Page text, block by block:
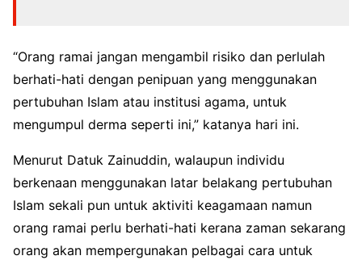
“Orang ramai jangan mengambil risiko dan perlulah
berhati-hati dengan penipuan yang menggunakan
pertubuhan Islam atau institusi agama, untuk
mengumpul derma seperti ini,” katanya hari ini.
Menurut Datuk Zainuddin, walaupun individu
berkenaan menggunakan latar belakang pertubuhan
Islam sekali pun untuk aktiviti keagamaan namun
orang ramai perlu berhati-hati kerana zaman sekarang
orang akan mempergunakan pelbagai cara untuk